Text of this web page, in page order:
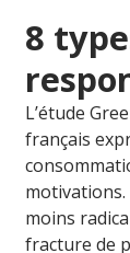
8
L’étude
français
moins
fracture de